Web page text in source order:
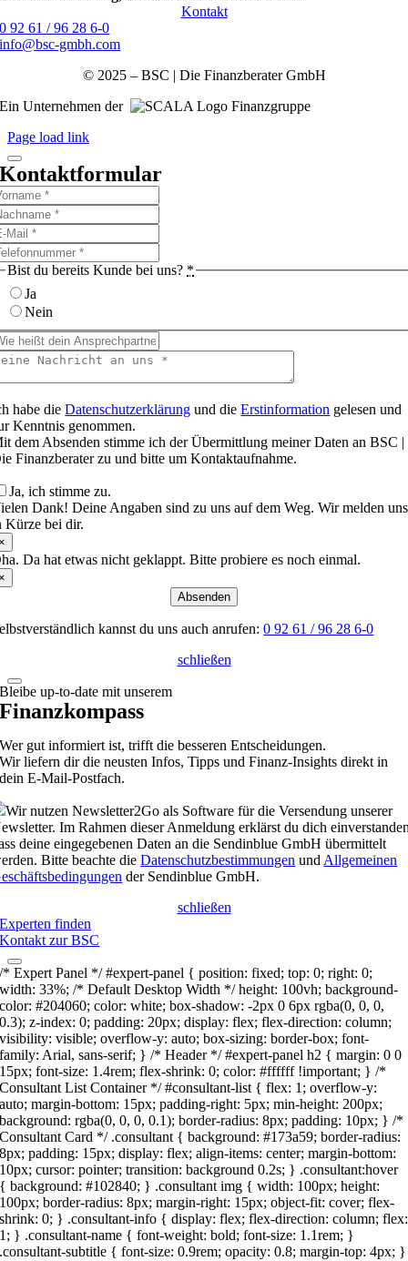
Kontakt
0 92 61 / 96 28 6-0
info@bsc-gmbh.com
© 2025 – BSC | Die Finanzberater GmbH
Ein Unternehmen der
Finanzgruppe
Page load link
Kontaktformular
Bist du bereits Kunde bei uns? *
Ja
Nein
habe dieDatenschutzerklärung und dieErstinformation gelesen und
Kenntnis genommen.
dem Absenden stimme ich der Übermittlung meiner Daten an BSC |
Finanzberater zu und bitte um Kontaktaufnahme.
Ja, ich stimme zu.
Dank! Deine Angaben sind zu uns auf dem Weg. Wir melden uns
Kürze bei dir.
Da hat etwas nicht geklappt. Bitte probiere es noch einmal.
Absenden
kannst du uns auch anrufen:0 92 61 / 96 28 6-0
schließen
Bleibe up-to-date mit unserem
Finanzkompass
Wer gut informiert ist, trifft die besseren Entscheidungen.
Wir liefern dir die neusten Infos, Tipps und Finanz-Insights direkt in
dein E-Mail-Postfach.
Wir nutzen Newsletter2Go als Software für die Versendung unserer
Im Rahmen dieser Anmeldung erklärst du dich
deine eingegebenen Daten an die Sendinblue GmbH übermittelt
Bitte beachte dieDatenschutzbestimmungen und Allgemeinen
der Sendinblue GmbH.
schließen
Experten finden
Kontakt zur BSC
/* Expert Panel */ #expert-panel { position: fixed; top: 0; right: 0;
width: 33%; /* Default Desktop Width */ height: 100vh; background-
color: #204060; color: white; box-shadow: -2px 0 6px rgba(0, 0, 0,
0.3); z-index: 0; padding: 20px; display: flex; flex-direction: column;
visibility: visible; overflow-y: auto; box-sizing: border-box; font-
family: Arial, sans-serif; } /* Header */ #expert-panel h2 { margin: 0 0
15px; font-size: 1.4rem; flex-shrink: 0; color: #ffffff !important; } /*
Consultant List Container */ #consultant-list { flex: 1; overflow-y:
auto; margin-bottom: 15px; padding-right: 5px; min-height: 200px;
background: rgba(0, 0, 0, 0.1); border-radius: 8px; padding: 10px; } /*
Consultant Card */ .consultant { background: #173a59; border-radius:
8px; padding: 15px; display: flex; align-items: center; margin-bottom:
10px; cursor: pointer; transition: background 0.2s; } .consultant:hover
{ background: #102840; } .consultant img { width: 100px; height:
100px; border-radius: 8px; margin-right: 15px; object-fit: cover; flex-
shrink: 0; } .consultant-info { display: flex; flex-direction: column; flex:
1; } .consultant-name { font-weight: bold; font-size: 1.1rem; }
.consultant-subtitle { font-size: 0.9rem; opacity: 0.8; margin-top: 4px; }